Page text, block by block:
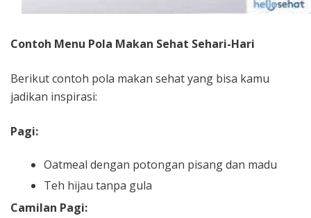
Contoh Menu Pola Makan Sehat Sehari-Hari
Berikut contoh pola makan sehat yang bisa kamu
jadikan inspirasi:
Pagi:
Oatmeal dengan potongan pisang dan madu
Teh hijau tanpa gula
Camilan Pagi: